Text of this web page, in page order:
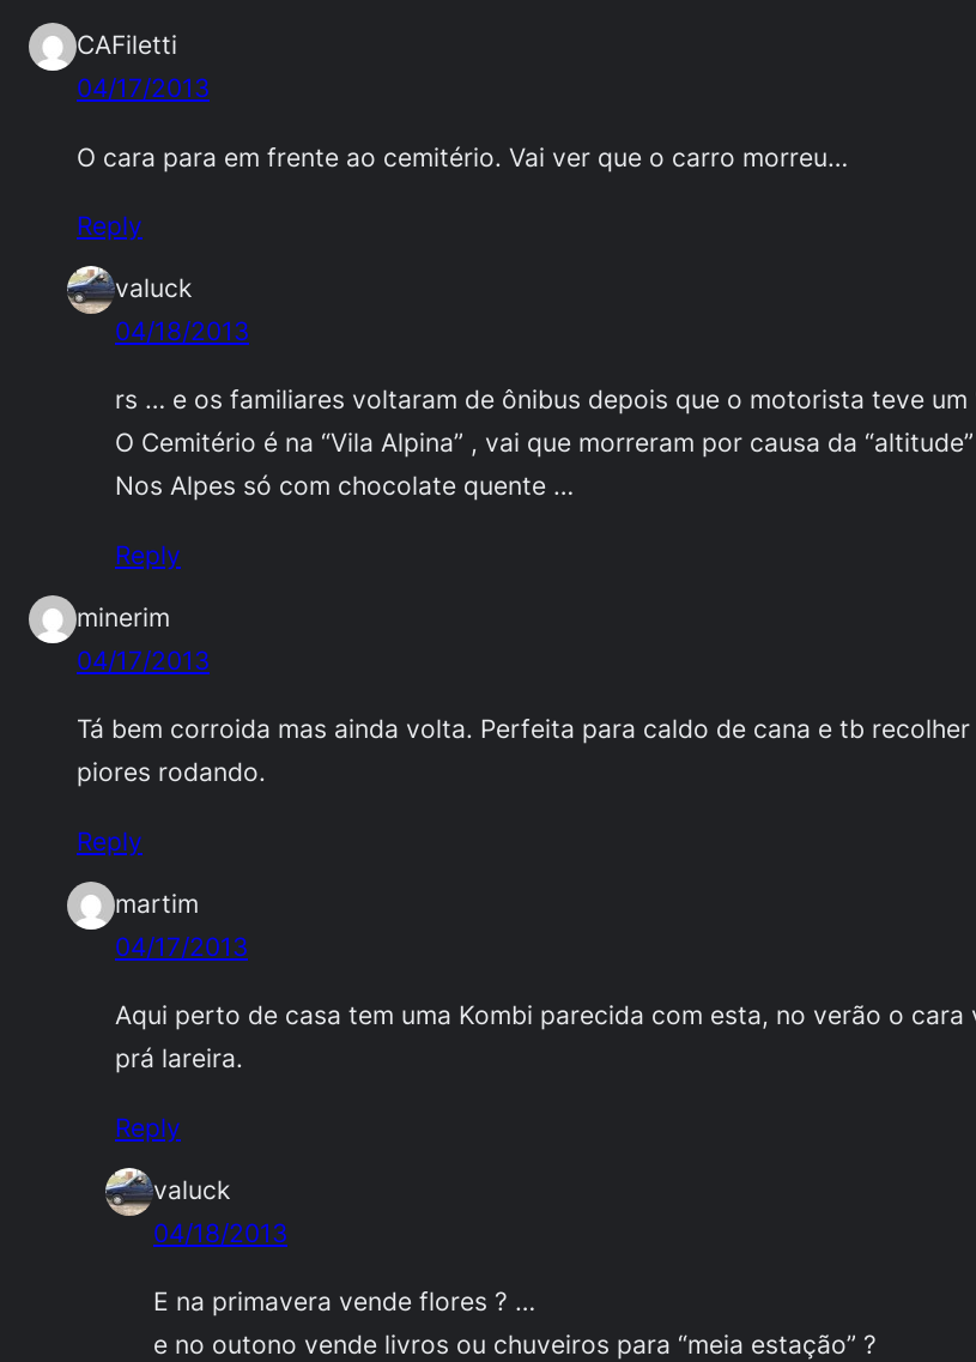
CAFiletti
04/17/2013
O cara para em frente ao cemitério. Vai ver que o carro morreu…
Reply
valuck
04/18/2013
rs … e os familiares voltaram de ônibus depois que o motorista teve um
O Cemitério é na “Vila Alpina” , vai que morreram por causa da
Nos Alpes só com chocolate quente …
Reply
minerim
04/17/2013
Tá bem corroida mas ainda volta. Perfeita para caldo de cana e tb
piores rodando.
Reply
martim
04/17/2013
Aqui perto de casa tem uma Kombi parecida com esta, no verão o
prá lareira.
Reply
valuck
04/18/2013
E na primavera vende flores ? …
e no outono vende livros ou chuveiros para “meia estação” ?